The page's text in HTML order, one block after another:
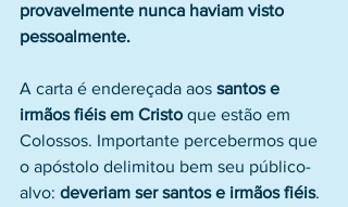
provavelmente nunca haviam visto
pessoalmente.
A carta é endereçada aos santos e
irmãos fiéis em Cristo que estão em
Colossos. Importante percebermos que
o apóstolo delimitou bem seu público-
alvo: deveriam ser santos e irmãos fiéis.